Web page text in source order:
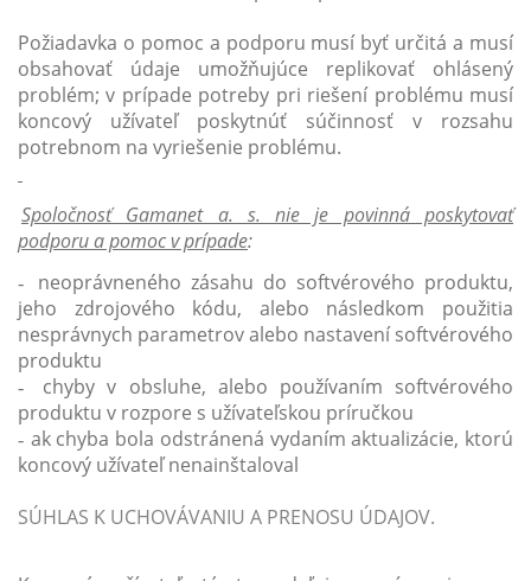
Požiadavka o pomoc a podporu musí byť určitá a musí
obsahovať údaje umožňujúce replikovať ohlásený
problém; v prípade potreby pri riešení problému musí
koncový užívateľ poskytnúť súčinnosť v rozsahu
potrebnom na vyriešenie problému.
Spoločnosť Gamanet a. s. nie je povinná poskytovať
podporu a pomoc v prípade:
-
neoprávneného zásahu do softvérového produktu,
jeho zdrojového kódu, alebo následkom použitia
nesprávnych parametrov alebo nastavení softvérového
produktu
-
chyby v obsluhe, alebo používaním softvérového
produktu v rozpore s užívateľskou príručkou
- ak chyba bola odstránená vydaním aktualizácie, ktorú
koncový užívateľ nenainštaloval
SÚHLAS K UCHOVÁVANIU A PRENOSU ÚDAJOV.